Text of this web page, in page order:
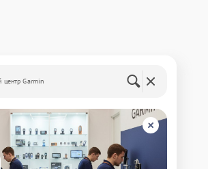
центр Garmin